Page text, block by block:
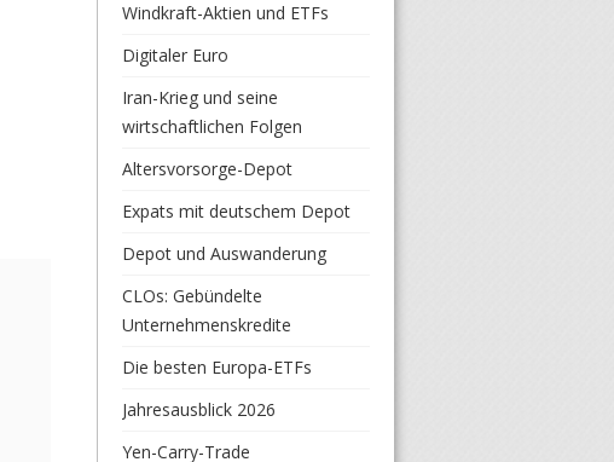
Windkraft-Aktien und ETFs
Digitaler Euro
Iran-Krieg und seine
wirtschaftlichen Folgen
Altersvorsorge-Depot
Expats mit deutschem Depot
Depot und Auswanderung
CLOs: Gebündelte
Unternehmenskredite
Die besten Europa-ETFs
Jahresausblick 2026
Yen-Carry-Trade